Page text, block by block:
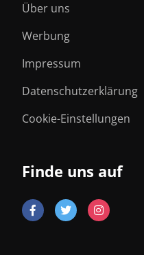
Über uns
Werbung
Impressum
Datenschutzerklärung
Cookie-Einstellungen
Finde uns auf